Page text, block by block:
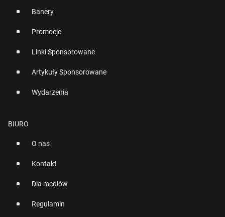
Banery
Promocje
Linki Sponsorowane
Artykuły Sponsorowane
Wydarzenia
BIURO
O nas
Kontakt
Dla mediów
Regulamin